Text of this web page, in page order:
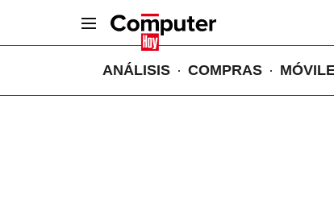
ANÁLISIS COMPRAS